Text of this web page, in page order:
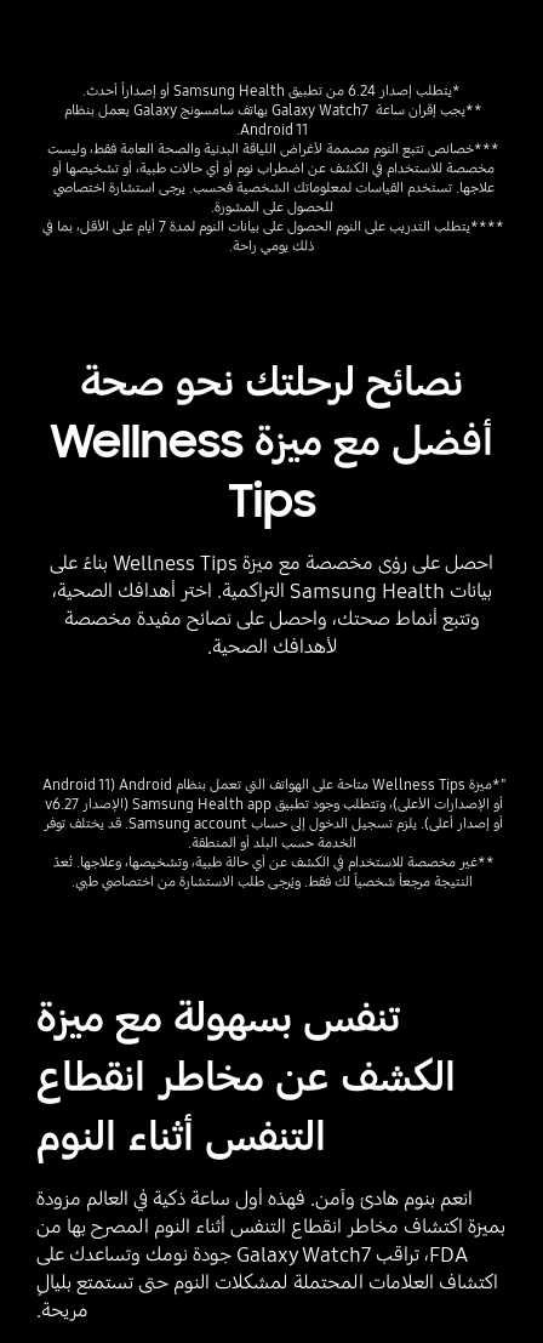
*يتطلب إصدار 6.24 من تطبيق Samsung Health أو إصداراً أحدث.
Android 11.
للحصول على المشورة.
ذلك يومي راحة.
نصائح لرحلتك نحو صحة
أفضل مع ميزة Wellness
Tips
احصل على رؤى مخصصة مع ميزة Wellness Tips بناءً على
بيانات Samsung Health التراكمية. اختر أهدافك الصحية،
وتتبع أنماط صحتك، واحصل على نصائح مفيدة مخصصة
لأهدافك الصحية.
الخدمة حسب البلد أو المنطقة.
النتيجة مرجعاً شخصياً لك فقط. ويُرجى طلب الاستشارة من اختصاصي طبي.
تنفس بسهولة مع ميزة
الكشف عن مخاطر انقطاع
التنفس أثناء النوم
انعم بنوم هادئ وآمن. فهذه أول ساعة ذكية في العالم مزودة
بميزة اكتشاف مخاطر انقطاع التنفس أثناء النوم المصرح بها من
FDA، تراقب Galaxy Watch7 جودة نومك وتساعدك على
اكتشاف العلامات المحتملة لمشكلات النوم حتى تستمتع بليالٍ
مريحة.